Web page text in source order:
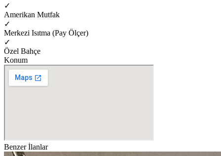
✓
Amerikan Mutfak
✓
Merkezi Isıtma (Pay Ölçer)
✓
Özel Bahçe
Konum
Benzer İlanlar